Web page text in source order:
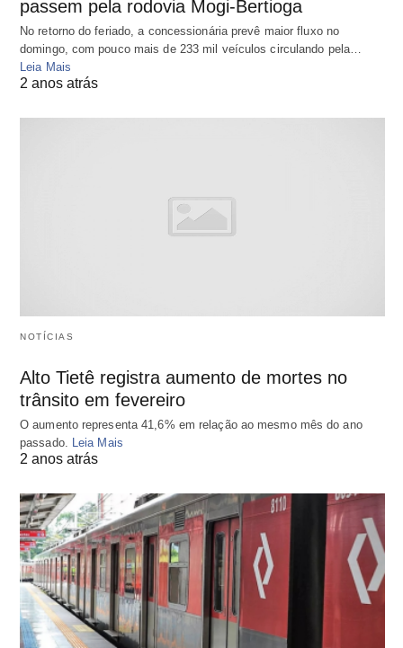
passem pela rodovia Mogi-Bertioga
No retorno do feriado, a concessionária prevê maior fluxo no
domingo, com pouco mais de 233 mil veículos circulando pela…
Leia Mais
2 anos atrás
NOTÍCIAS
Alto Tietê registra aumento de mortes no
trânsito em fevereiro
O aumento representa 41,6% em relação ao mesmo mês do ano
passado.
Leia Mais
2 anos atrás